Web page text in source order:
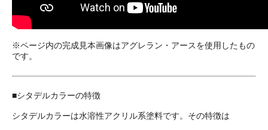
※ページ内の完成見本画像はアグレラン・アースを使用したもの
です。
■シタデルカラーの特徴
シタデルカラーは水溶性アクリル系塗料です。その特徴は